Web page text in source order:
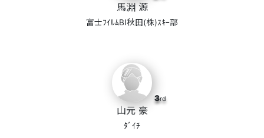
馬淵 源
富士ﾌｲﾙﾑBI秋田(株)ｽｷｰ部
3rd
山元 豪
ﾀﾞｲﾁ